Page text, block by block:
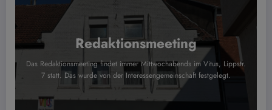
Redaktionsmeeting
Das Redaktionsmeeting findet immer Mittwochabends im Vitus, Lippstr.
7 statt. Das wurde von der Interessengemeinschaft festgelegt.